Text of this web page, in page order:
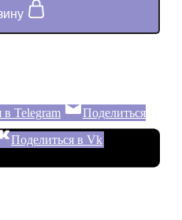
в Telegram
Поделиться
Поделиться в Vk